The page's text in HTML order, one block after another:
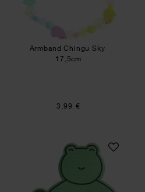
Armband Chingu Sky
17,5cm
3,99 €
Frosch Paper Poetry